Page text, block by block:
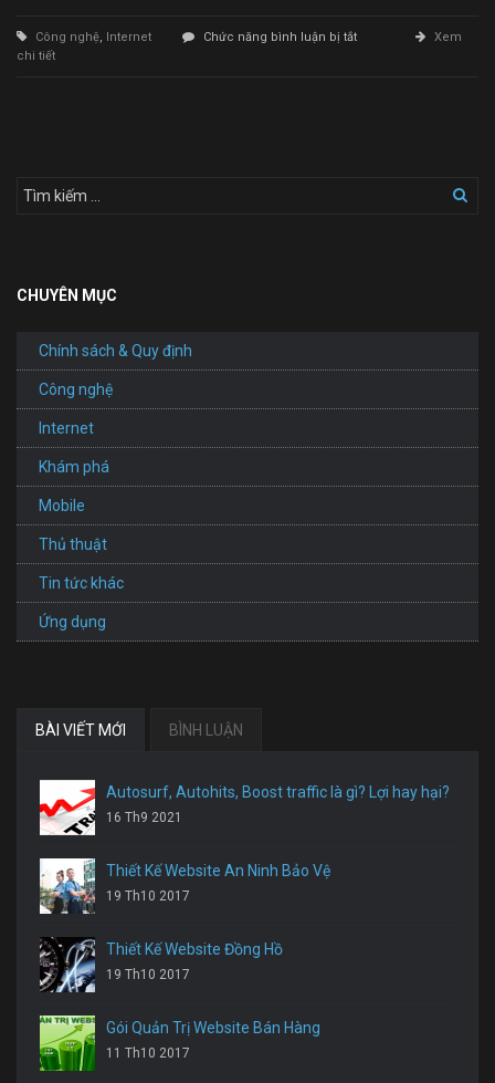
Công nghệ, Internet Chức năng bình luận bị tắtở
Xem
chi tiết
CHUYÊN MỤC
Chính sách & Quy định
Công nghệ
Internet
Khám phá
Mobile
Thủ thuật
Tin tức khác
Ứng dụng
BÀI VIẾT MỚI BÌNH LUẬN
Autosurf, Autohits, Boost traffic là gì? Lợi hay hại?
16 Th9 2021
Thiết Kế Website An Ninh Bảo Vệ
19 Th10 2017
Thiết Kế Website Đồng Hồ
19 Th10 2017
Gói Quản Trị Website Bán Hàng
11 Th10 2017